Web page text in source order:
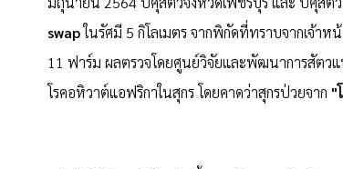
swapในรัศมี 5 กิโลเมตร จากพิกัดที่ทราบจากเจ้า
11 ฟาร์ม ผลตรวจโดยศูนย์วิจัยและพัฒนาการสัตว
โรคอหิวาต์แอฟริกาในสุกร โดยคาดว่าสุกรป่วยจาก "